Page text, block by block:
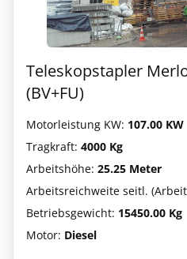
Teleskopstapler
(BV+FU)
Motorleistung KW: 107.00 KW
Tragkraft: 4000 Kg
Arbeitshöhe: 25.25 Meter
Arbeitsreichweite seitl.
Betriebsgewicht: 15450.00 Kg
Motor: Diesel